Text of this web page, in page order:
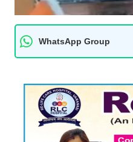
WhatsApp Group